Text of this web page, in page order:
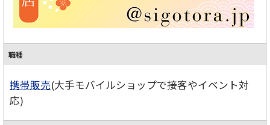
職種
携帯販売(大手モバイルショップで接客やイベント対
応)